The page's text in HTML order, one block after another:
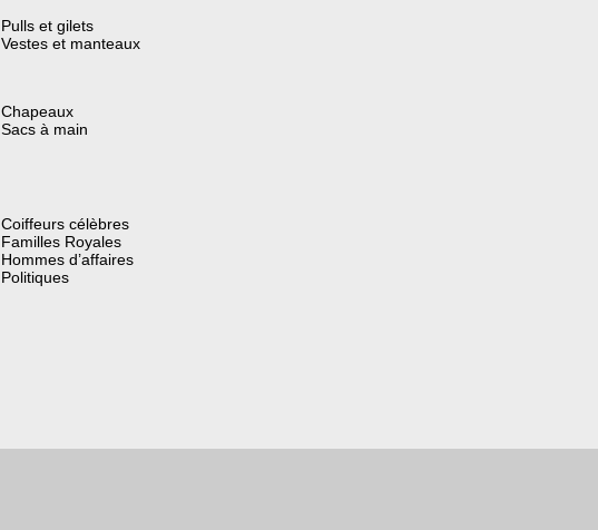
Pulls et gilets
Vestes et manteaux
Chapeaux
Sacs à main
Coiffeurs célèbres
Familles Royales
Hommes d’affaires
Politiques